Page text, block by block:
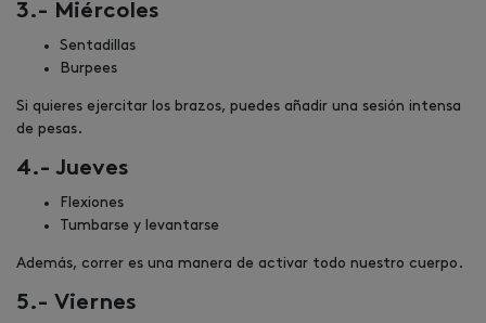
3.- Miércoles
Sentadillas
Burpees
Si quieres ejercitar los brazos, puedes añadir una sesión intensa
de pesas.
4.- Jueves
Flexiones
Tumbarse y levantarse
Además, correr es una manera de activar todo nuestro cuerpo.
5.- Viernes